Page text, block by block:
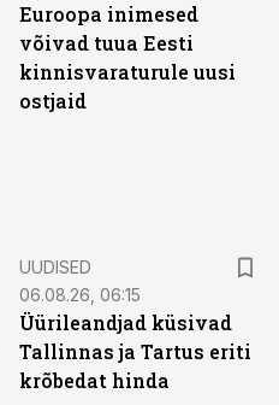
Euroopa inimesed
võivad tuua Eesti
kinnisvaraturule uusi
ostjaid
UUDISED
06.08.26, 06:15
Üürileandjad küsivad
Tallinnas ja Tartus eriti
krõbedat hinda